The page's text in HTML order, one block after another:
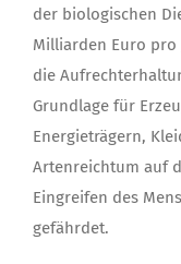
der biologischen
Milliarden Euro pro
die
Grundlage für
Energieträgern,
Artenreichtum auf
Eingreifen des
gefährdet.